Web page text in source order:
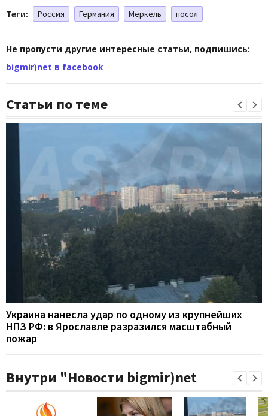
Теги: Россия Германия Меркель посол
Не пропусти другие интересные статьи, подпишись:
bigmir)net в facebook
Статьи по теме
Украина нанесла удар по одному из крупнейших
НПЗ РФ: в Ярославле разразился масштабный
пожар
Внутри "Новости bigmir)net